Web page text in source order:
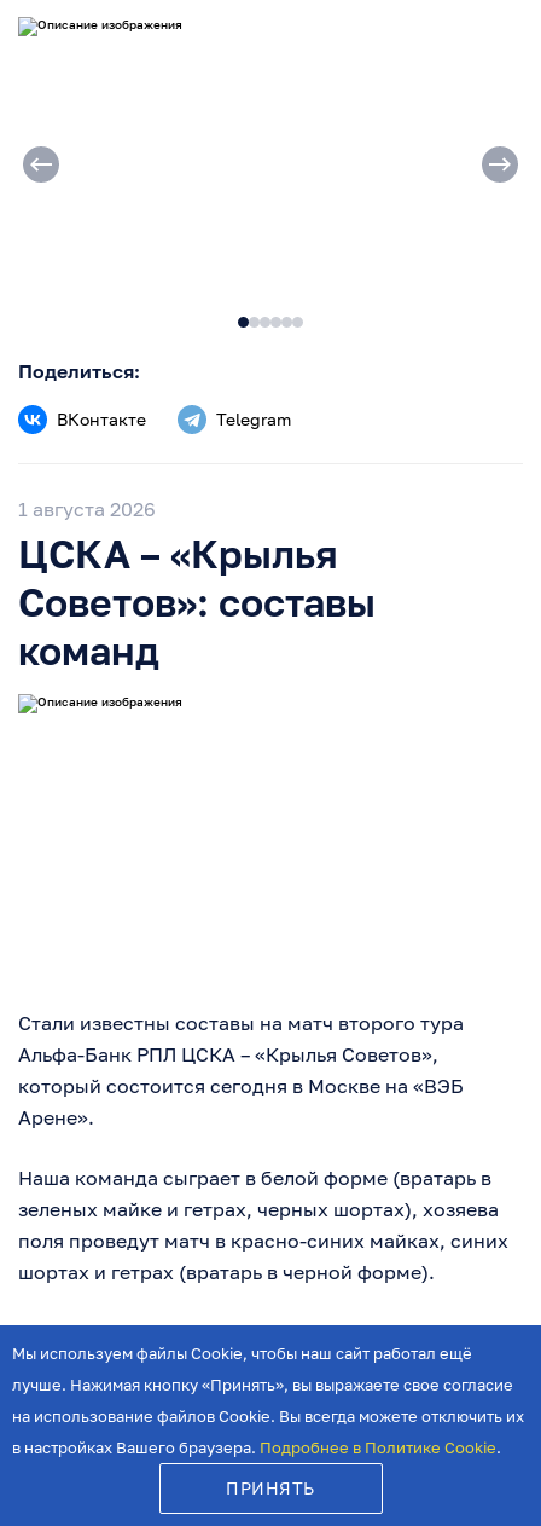
Поделиться:
ВКонтакте Telegram
1 августа 2026
ЦСКА – «Крылья
Советов»: составы
команд
Стали известны составы на матч второго тура
Альфа-Банк РПЛ ЦСКА – «Крылья Советов»,
который состоится сегодня в Москве на «ВЭБ
Арене».
Наша команда сыграет в белой форме (вратарь в
зеленых майке и гетрах, черных шортах), хозяева
поля проведут матч в красно-синих майках, синих
шортах и гетрах (вратарь в черной форме).
С капитанской повязкой «Крылья Советов» на поле
выведет Сергей Песьяков. Капитан московского
ЦСКА – Иван Обляков.
ЦСКА:49 Тороп, 3 Круговой, 4 Жоао, 27 Мойзес, 79
Данилов, 10 Обляков, 17 Глебов, 18 Козлов, 31
Кисляк, 20 Попович, 32 Гонду.
Мы используем файлы Cookie, чтобы наш сайт работал ещё
лучше. Нажимая кнопку «Принять», вы выражаете свое согласие
на использование файлов Cookie. Вы всегда можете отключить их
в настройках Вашего браузера. Подробнее в Политике Cookie.
ПРИНЯТЬ